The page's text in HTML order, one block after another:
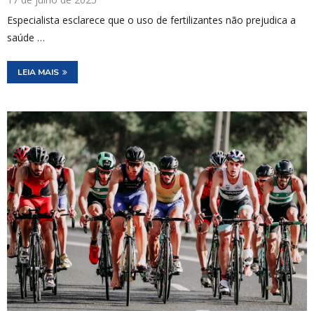
Especialista esclarece que o uso de fertilizantes não prejudica a
saúde …
LEIA MAIS